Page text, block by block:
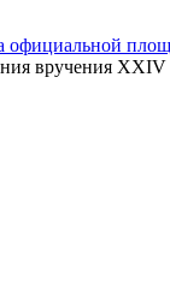
вручения